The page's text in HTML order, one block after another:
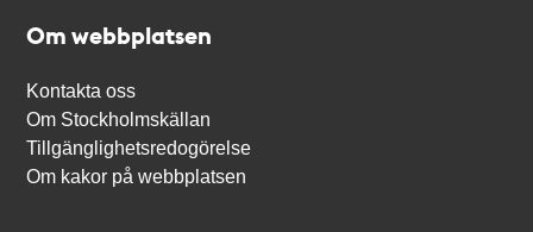
Om webbplatsen
Kontakta oss
Om Stockholmskällan
Tillgänglighetsredogörelse
Om kakor på webbplatsen